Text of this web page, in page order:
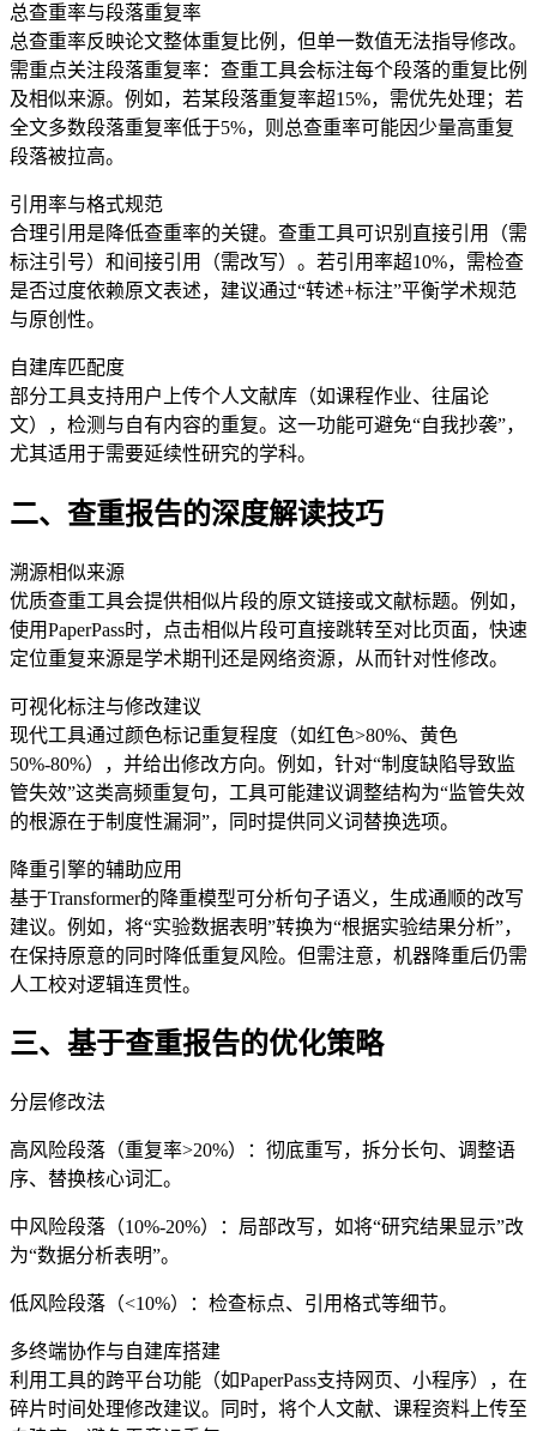
总查重率与段落重复率
总查重率反映论文整体重复比例，但单一数值无法指导修改。
需重点关注段落重复率：查重工具会标注每个段落的重复比例
及相似来源。例如，若某段落重复率超15%，需优先处理；若
全文多数段落重复率低于5%，则总查重率可能因少量高重复
段落被拉高。
引用率与格式规范
合理引用是降低查重率的关键。查重工具可识别直接引用（需
标注引号）和间接引用（需改写）。若引用率超10%，需检查
是否过度依赖原文表述，建议通过“转述+标注”平衡学术规范
与原创性。
自建库匹配度
部分工具支持用户上传个人文献库（如课程作业、往届论
文），检测与自有内容的重复。这一功能可避免“自我抄袭”，
尤其适用于需要延续性研究的学科。
二、查重报告的深度解读技巧
溯源相似来源
优质查重工具会提供相似片段的原文链接或文献标题。例如，
使用PaperPass时，点击相似片段可直接跳转至对比页面，快速
定位重复来源是学术期刊还是网络资源，从而针对性修改。
可视化标注与修改建议
现代工具通过颜色标记重复程度（如红色>80%、黄色
50%-80%），并给出修改方向。例如，针对“制度缺陷导致监
管失效”这类高频重复句，工具可能建议调整结构为“监管失效
的根源在于制度性漏洞”，同时提供同义词替换选项。
降重引擎的辅助应用
基于Transformer的降重模型可分析句子语义，生成通顺的改写
建议。例如，将“实验数据表明”转换为“根据实验结果分析”，
在保持原意的同时降低重复风险。但需注意，机器降重后仍需
人工校对逻辑连贯性。
三、基于查重报告的优化策略
分层修改法
高风险段落（重复率>20%）：彻底重写，拆分长句、调整语
序、替换核心词汇。
中风险段落（10%-20%）：局部改写，如将“研究结果显示”改
为“数据分析表明”。
低风险段落（<10%）：检查标点、引用格式等细节。
多终端协作与自建库搭建
利用工具的跨平台功能（如PaperPass支持网页、小程序），在
碎片时间处理修改建议。同时，将个人文献、课程资料上传至